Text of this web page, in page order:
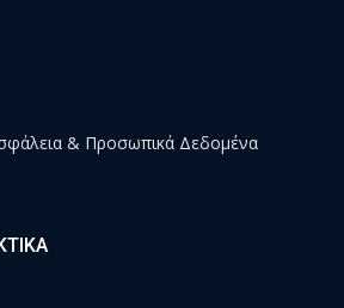
& Προσωπικά Δεδομένα